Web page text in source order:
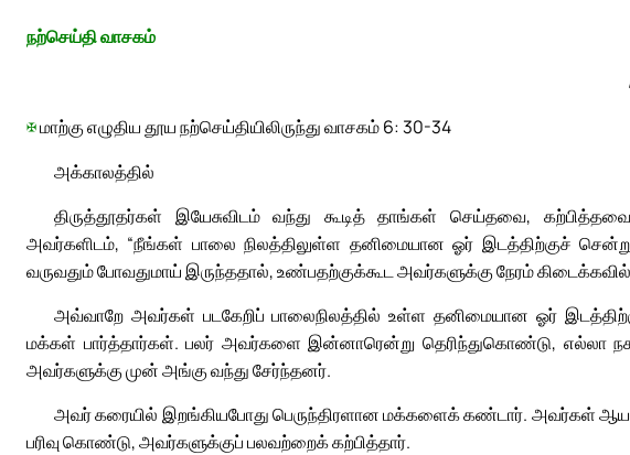
நற்செய்தி வாசகம்
✠மாற்கு எழுதிய தூய நற்செய்தியிலிருந்து வாசகம் 6: 30-34
அக்காலத்தில்
திருத்தூதர்கள் இயேசுவிடம் வந்து கூடித் தாங்கள் செய்தவை,
அவர்களிடம், “நீங்கள் பாலை நிலத்திலுள்ள தனிமையான ஓர் இடத்திற்குச்
வருவதும் போவதுமாய் இருந்ததால், உண்பதற்குக்கூட அவர்களுக்கு நேரம்
அவ்வாறே அவர்கள் படகேறிப் பாலைநிலத்தில் உள்ள தனிமையான ஓர்
மக்கள் பார்த்தார்கள். பலர் அவர்களை இன்னாரென்று தெரிந்துகொண்டு, எல்லா
அவர்களுக்கு முன் அங்கு வந்து சேர்ந்தனர்.
அவர் கரையில் இறங்கியபோது பெருந்திரளான மக்களைக் கண்டார். அவர்கள்
பரிவு கொண்டு, அவர்களுக்குப் பலவற்றைக் கற்பித்தார்.